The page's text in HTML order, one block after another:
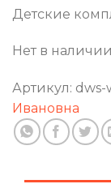
Детские
Нет в наличии
Артикул: dws-
Ивановна